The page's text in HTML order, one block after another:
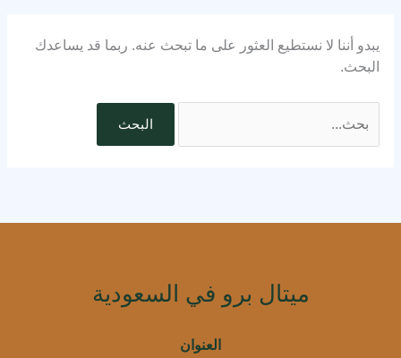
يبدو أننا لا نستطيع العثور على ما تبحث عنه. ربما قد يساعدك
البحث.
ميتال برو في السعودية
العنوان